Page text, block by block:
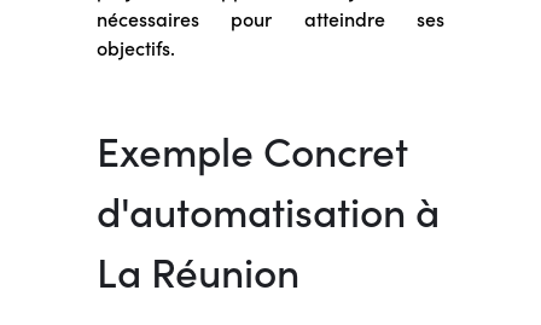
nécessaires pour atteindre ses
objectifs.
Exemple Concret
d'automatisation à
La Réunion